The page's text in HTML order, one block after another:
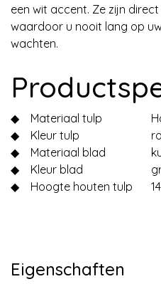
een wit accent. Ze zijn
waardoor u nooit lang op
wachten.
◆ Materiaal tulp
◆
Kleur tulp
◆
Materiaal blad
◆
Kleur blad
◆
Hoogte houten tulp
Eigenschaften